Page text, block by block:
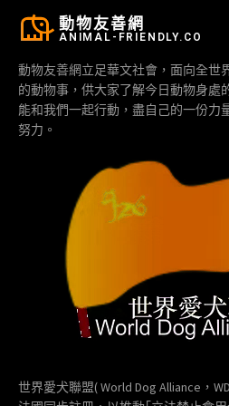
動物友善網
ANIMAL-FRIENDLY.CO
動物友善網立足華文社會，面向全世
的動物事，供大家了解今日動物身處
能和我們一起行動，盡自己的一份力
努力。
世界愛犬聯盟( World Dog Alliance，